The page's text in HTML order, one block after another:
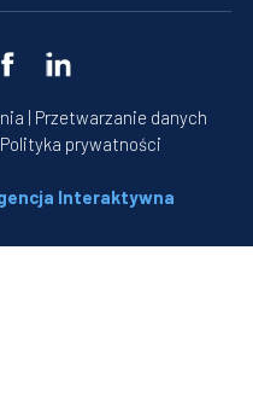
| Przetwarzanie danych
Polityka prywatności
Interaktywna